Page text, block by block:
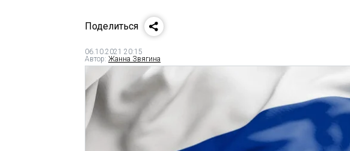
Поделиться
06.10.2021 20:15
Автор: Жанна Звягина